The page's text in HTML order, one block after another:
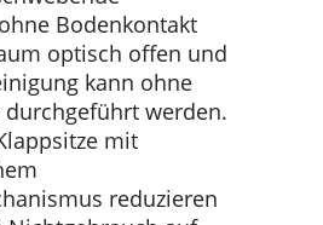
Bodenkontakt
optisch offen und
kann ohne
werden.
mit
reduzieren